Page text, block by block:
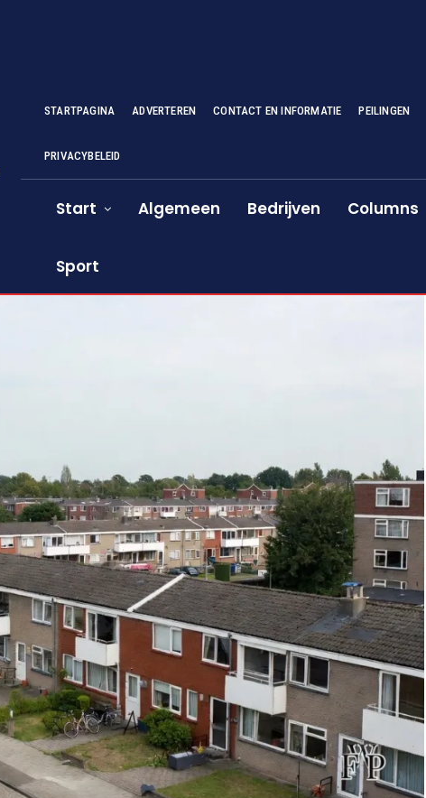
STARTPAGINA ADVERTEREN CONTACT EN INFORMATIE PEILINGEN
PRIVACYBELEID
Start Algemeen Bedrijven Columns
Sport